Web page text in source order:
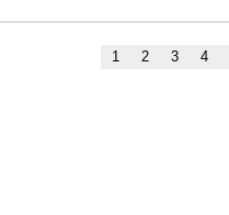
1 2 3 4